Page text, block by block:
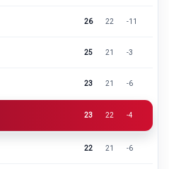
26 22 -11
25 21 -3
23 21 -6
23 22 -4
22 21 -6